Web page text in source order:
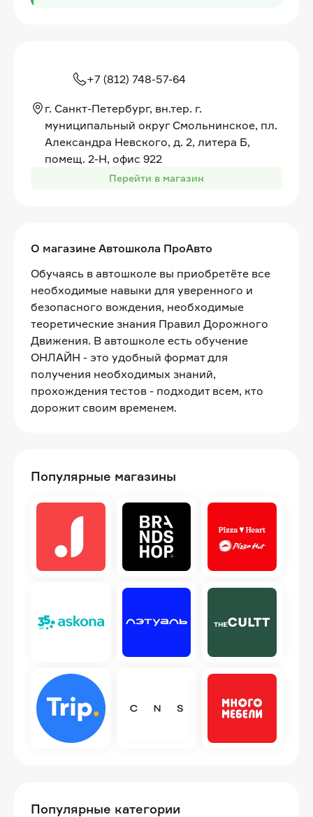
+7 (812) 748-57-64
г. Санкт-Петербург, вн.тер. г.
муниципальный округ Смольнинское, пл.
Александра Невского, д. 2, литера Б,
помещ. 2-Н, офис 922
Перейти в магазин
О магазине Автошкола ПроАвто
Обучаясь в автошколе вы приобретёте все
необходимые навыки для уверенного и
безопасного вождения, необходимые
теоретические знания Правил Дорожного
Движения. В автошколе есть обучение
ОНЛАЙН - это удобный формат для
получения необходимых знаний,
прохождения тестов - подходит всем, кто
дорожит своим временем.
Популярные магазины
Популярные категории